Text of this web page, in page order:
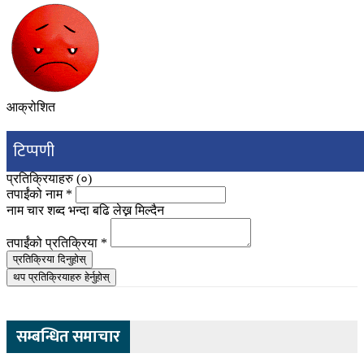
आक्रोशित
टिप्पणी
प्रतिक्रियाहरु (०)
तपाईंको नाम *
नाम चार शब्द भन्दा बढि लेख्न मिल्दैन
तपाईंको प्रतिक्रिया *
प्रतिक्रिया दिनुहोस्
थप प्रतिक्रियाहरु हेर्नुहोस्
सम्बन्धित समाचार